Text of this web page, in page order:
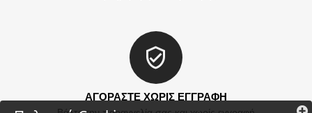
ΑΓΟΡΑΣΤΕ ΧΩΡΙΣ ΕΓΓΡΑΦΗ